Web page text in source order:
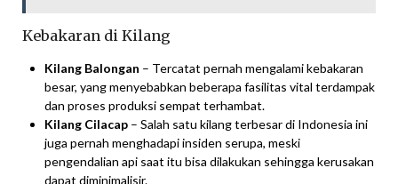
Kebakaran di Kilang
Kilang Balongan – Tercatat pernah mengalami kebakaran
besar, yang menyebabkan beberapa fasilitas vital terdampak
dan proses produksi sempat terhambat.
Kilang Cilacap – Salah satu kilang terbesar di Indonesia ini
juga pernah menghadapi insiden serupa, meski
pengendalian api saat itu bisa dilakukan sehingga kerusakan
dapat diminimalisir.